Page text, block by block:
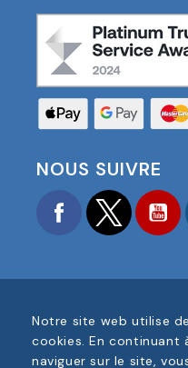
NOUS SUIVRE
FacebookTwitter
COPYRIGHT © 2025
DROITS RÉSERVÉS
Notre site web utilise
cookies. En continuant
naviguer sur le site,